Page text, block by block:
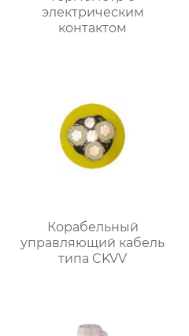
электрическим
контактом
Корабельный
управляющий кабель
типа CKVV